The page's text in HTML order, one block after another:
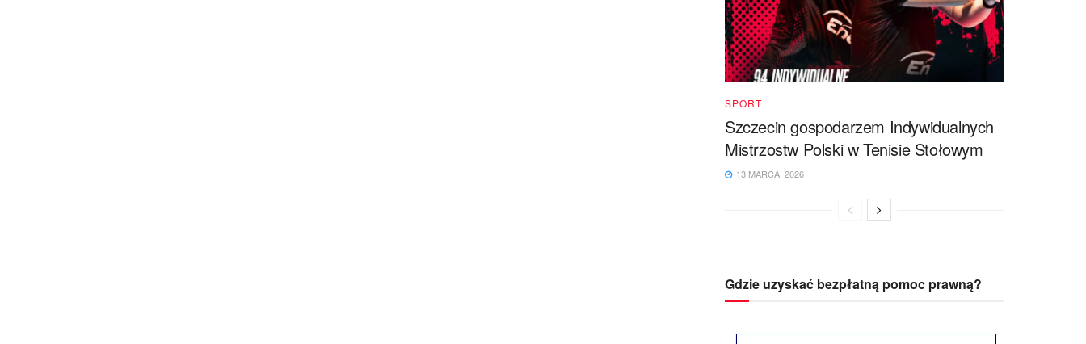
SPORT
Szczecin gospodarzem Indywidualnych
Mistrzostw Polski w Tenisie Stołowym
13 MARCA, 2026
Gdzie uzyskać bezpłatną pomoc prawną?